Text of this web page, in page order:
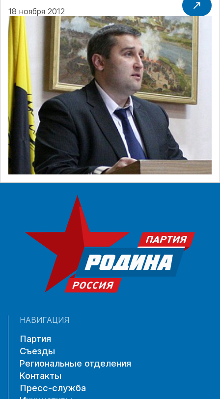
18 ноября 2012
НАВИГАЦИЯ
Партия
Съезды
Региональные отделения
Контакты
Пресс-служба